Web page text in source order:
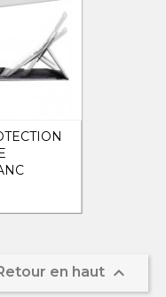
en haut 